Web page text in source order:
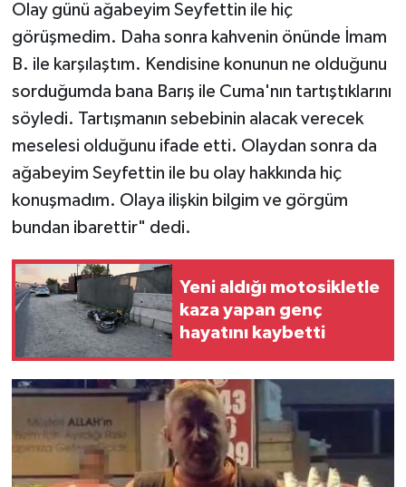
Olay günü ağabeyim Seyfettin ile hiç
görüşmedim. Daha sonra kahvenin önünde İmam
B. ile karşılaştım. Kendisine konunun ne olduğunu
sorduğumda bana Barış ile Cuma'nın tartıştıklarını
söyledi. Tartışmanın sebebinin alacak verecek
meselesi olduğunu ifade etti. Olaydan sonra da
ağabeyim Seyfettin ile bu olay hakkında hiç
konuşmadım. Olaya ilişkin bilgim ve görgüm
bundan ibarettir" dedi.
Yeni aldığı motosikletle
kaza yapan genç
hayatını kaybetti